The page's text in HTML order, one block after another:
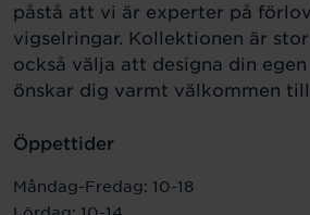
påstå att vi är experter på
vigselringar. Kollektionen är
också välja att designa din
önskar dig varmt välkommen
Öppettider
Måndag-Fredag: 10-18